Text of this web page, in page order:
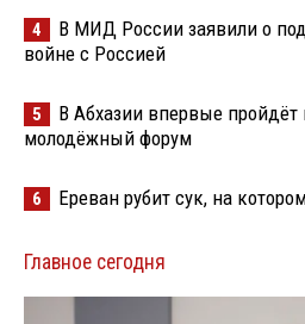
4
В МИД России заявили о
войне с Россией
5
В Абхазии впервые
молодёжный форум
6 Ереван рубит сук, на
Главное сегодня